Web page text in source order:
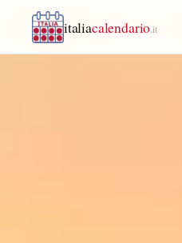
italiacalendario .it